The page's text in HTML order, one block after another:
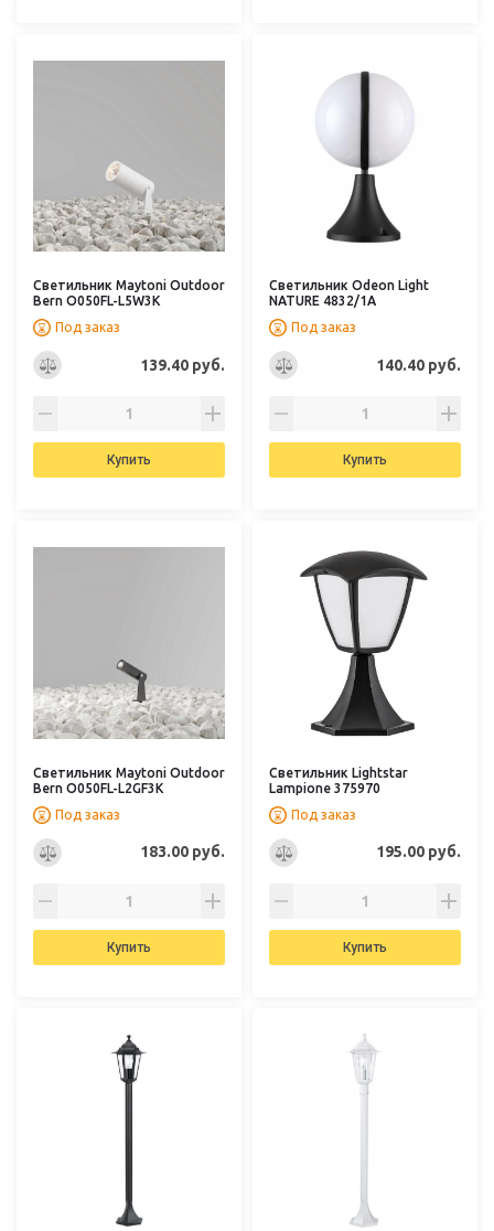
Светильник Maytoni Outdoor
Bern O050FL-L5W3K
Под заказ
139.40 руб.
Купить
Светильник Odeon Light
NATURE 4832/1A
Под заказ
140.40 руб.
Купить
Светильник Maytoni Outdoor
Bern O050FL-L2GF3K
Под заказ
183.00 руб.
Купить
Светильник Lightstar
Lampione 375970
Под заказ
195.00 руб.
Купить